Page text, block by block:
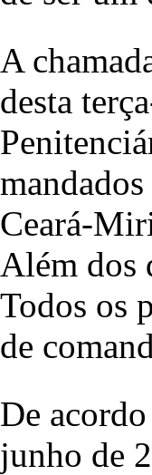
A
desta
Ceará-
Além dos
Todos os
de
De
junho de